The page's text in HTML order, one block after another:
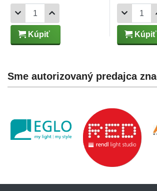
Kúpiť Kúpiť
Sme autorizovaný predajca